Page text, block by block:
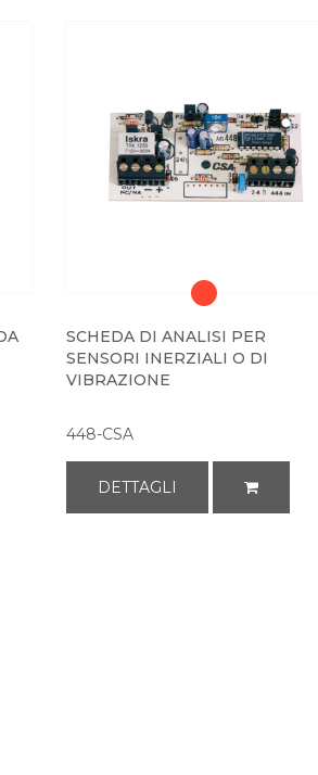
SCHEDA DI ANALISI PER
SENSORI INERZIALI O DI
VIBRAZIONE
448-CSA
DETTAGLI